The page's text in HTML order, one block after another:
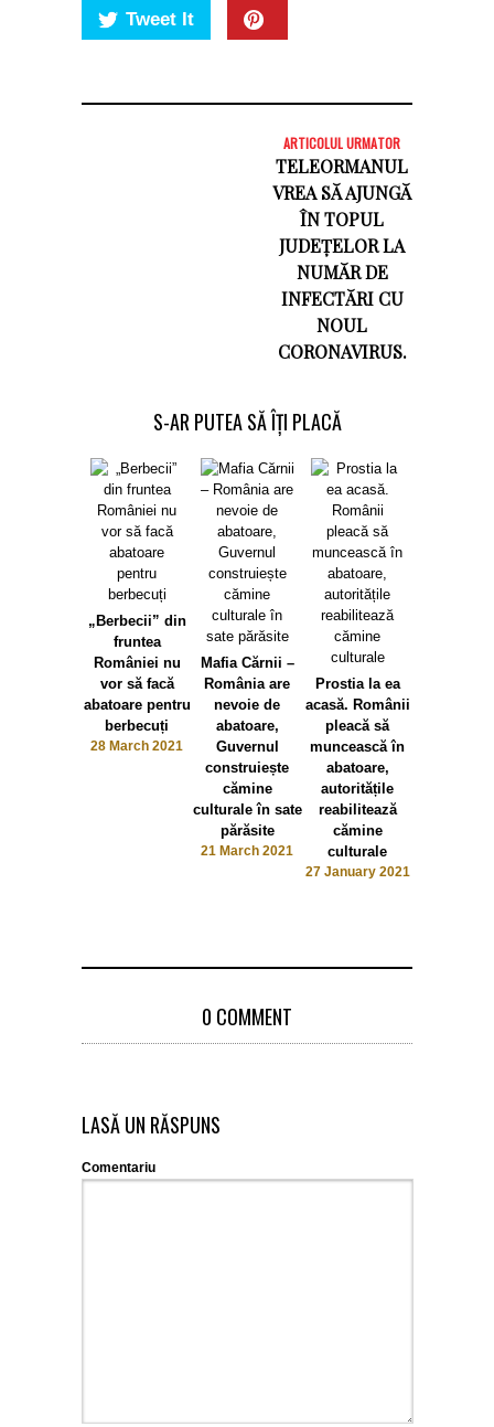
Tweet It
ARTICOLUL URMATOR
TELEORMANUL
VREA SĂ AJUNGĂ
ÎN TOPUL
JUDEȚELOR LA
NUMĂR DE
INFECTĂRI CU
NOUL
CORONAVIRUS.
S-AR PUTEA SĂ ÎȚI PLACĂ
„Berbecii” din
fruntea
României nu
vor să facă
abatoare pentru
berbecuți
28 March 2021
Mafia Cărnii –
România are
nevoie de
abatoare,
Guvernul
construiește
cămine
culturale în sate
părăsite
21 March 2021
Prostia la ea
acasă. Românii
pleacă să
muncească în
abatoare,
autoritățile
reabilitează
cămine
culturale
27 January 2021
0 COMMENT
LASĂ UN RĂSPUNS
Comentariu